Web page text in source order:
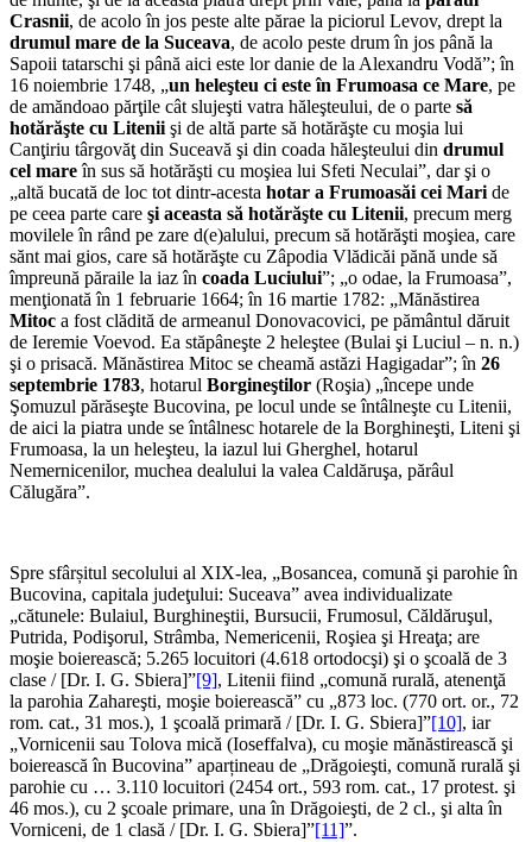
Crasnii, de acolo în jos peste alte părae la piciorul Levov, drept la
drumul mare de la Suceava, de acolo peste drum în jos până la
Sapoii tatarschi şi până aici este lor danie de la Alexandru Vodă”; în
16 noiembrie 1748, „un heleşteu ci este în Frumoasa ce Mare, pe
de amăndoao părţile cât slujeşti vatra hăleşteului, de o parte să
hotărăşte cu Litenii şi de altă parte să hotărăşte cu moşia lui
Canţiriu târgovăţ din Suceavă şi din coada hăleşteului din drumul
cel mareîn sus să hotărăşti cu moşiea lui Sfeti Neculai”, dar şi o
„altă bucată de loc tot dintr-acesta hotar a Frumoasăi cei Mari de
pe ceea parte care şi aceasta să hotărăşte cu Litenii, precum merg
movilele în rând pe zare d(e)alului, precum să hotărăşti moşiea, care
sănt mai gios, care să hotărăşte cu Zâpodia Vlădicăi pănă unde să
împreună păraile la iaz în coada Luciului”; „o odae, la Frumoasa”,
menţionată în 1 februarie 1664; în 16 martie 1782: „Mănăstirea
Mitoc a fost clădită de armeanul Donovacovici, pe pământul dăruit
de Ieremie Voevod. Ea stăpâneşte 2 heleştee (Bulai şi Luciul – n. n.)
şi o prisacă. Mănăstirea Mitoc se cheamă astăzi Hagigadar”; în 26
septembrie 1783, hotarul Borgineştilor (Roşia) „începe unde
Şomuzul părăseşte Buco­vina, pe locul unde se întâlneşte cu Litenii,
de aici la piatra unde se întâlnesc hotarele de la Borghineşti, Liteni şi
Frumoasa, la un heleşteu, la iazul lui Gherghel, hotarul
Nemernicenilor, mu­chea dealului la valea Caldăruşa, părâul
Călugăra”.
Spre sfârșitul secolului al XIX-lea, „Bosancea, comună şi parohie în
Bucovina, capitala judeţului: Suceava” avea individualizate
„cătunele: Bulaiul, Burghineştii, Bursucii, Frumosul, Căldăruşul,
Putrida, Podişorul, Strâmba, Nemericenii, Roşiea şi Hreaţa; are
moşie boierească; 5.265 locuitori (4.618 ortodocşi) şi o şcoală de 3
clase / [Dr. I. G. Sbiera]”[9], Litenii fiind „comună rurală, atenenţă
la parohia Zahareşti, moşie boierească” cu „873 loc. (770 ort. or., 72
rom. cat., 31 mos.), 1 şcoală primară / [Dr. I. G. Sbiera]”[10], iar
„Vornicenii sau Tolova mică (Ioseffalva), cu moşie mănăstirească şi
boierească în Bucovina” aparțineau de „Drăgoieşti, comună rurală şi
parohie cu … 3.110 locuitori (2454 ort., 593 rom. cat., 17 protest. şi
46 mos.), cu 2 şcoale primare, una în Drăgoieşti, de 2 cl., şi alta în
Vorniceni, de 1 clasă / [Dr. I. G. Sbiera]”[11]”.